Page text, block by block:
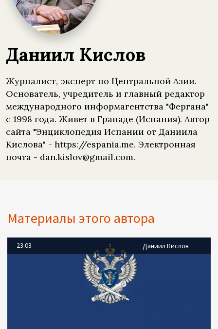
Даниил Кислов
Журналист, эксперт по Центральной Азии.
Основатель, учредитель и главный редактор
международного информагентства "Фергана"
с 1998 года. Живет в Гранаде (Испания). Автор
сайта "Энциклопедия Испании от Даниила
Кислова" - https://espania.me. Электронная
почта - dan.kislov@gmail.com.
Материалы этого автора
23.03 Даниил Кислов